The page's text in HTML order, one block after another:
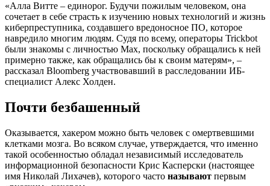
«Алла Витте – единорог. Будучи пожилым человеком, она
сочетает в себе страсть к изучению новых технологий и жизнь
киберпреступника, создавшего вредоносное ПО, которое
навредило многим людям. Судя по всему, операторы Trickbot
были знакомы с личностью Max, поскольку обращались к ней
примерно также, как обращались бы к своим матерям», –
рассказал Bloomberg участвовавший в расследовании ИБ-
специалист Алекс Холден.
Почти безбашенный
Оказывается, хакером можно быть человек с омертвевшими
клетками мозга. Во всяком случае, утверждается, что именно
такой особенностью обладал независимый исследователь
информационной безопасности Крис Касперски (настоящее
имя Николай Лихачев), которого часто называют первым